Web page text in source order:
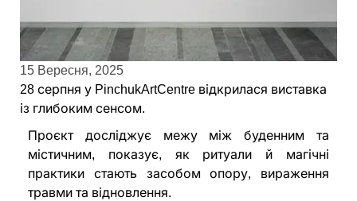
15 Вересня, 2025
28 серпня у PinchukArtCentre відкрилася виставка
із глибоким сенсом.
Проєкт досліджує межу між буденним та
містичним, показує, як ритуали й магічні
практики стають засобом опору, вираження
травми та відновлення.